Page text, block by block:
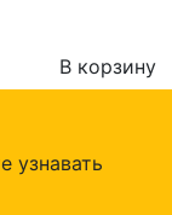
В корзину
узнавать